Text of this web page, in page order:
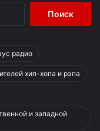
радио
хип-хопа и рэпа
и западной